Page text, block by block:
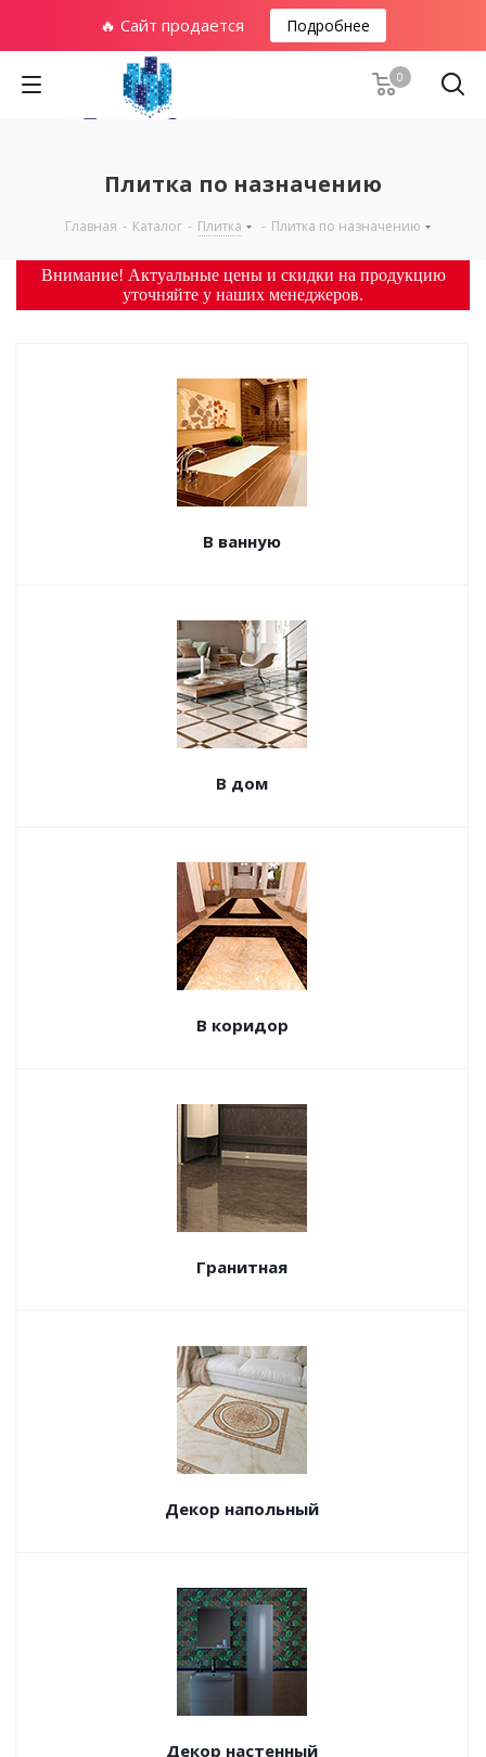
🔥 Сайт продается Подробнее
0
Плитка по назначению
Главная - Каталог - Плитка - Плитка по назначению
Внимание! Актуальные цены и скидки на продукцию
уточняйте у наших менеджеров.
В ванную
В дом
В коридор
Гранитная
Декор напольный
Декор настенный